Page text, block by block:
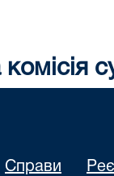
Справи